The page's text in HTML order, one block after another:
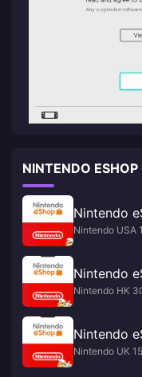
NINTENDO ESHOP
Nintendo
Nintendo USA
Nintendo
Nintendo HK
Nintendo
Nintendo UK